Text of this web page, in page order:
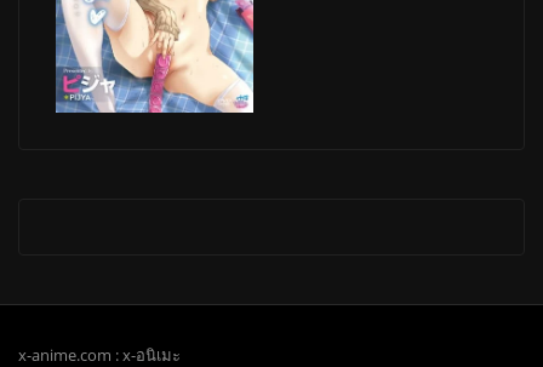
x-anime.com : x-อนิเมะ